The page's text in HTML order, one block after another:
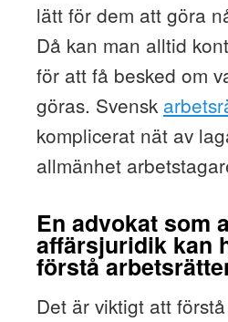
lätt för dem att göra
Då kan man alltid
för att få besked om
göras. Svensk
komplicerat nät av
allmänhet
En advokat som
affärsjuridik kan
förstå
Det är viktigt att